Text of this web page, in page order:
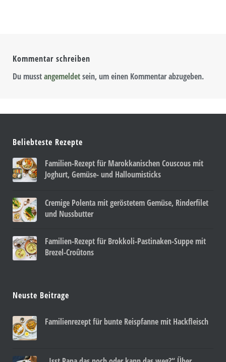
Kommentar schreiben
Du musstangemeldetsein, um einen Kommentar abzugeben.
Beliebteste Rezepte
Familien-Rezept für Marokkanischen Couscous mit
Joghurt, Gemüse- und Halloumisticks
Cremige Polenta mit geröstetem Gemüse, Rinderfilet
und Nussbutter
Familien-Rezept für Brokkoli-Pastinaken-Suppe mit
Brezel-Croûtons
Neuste Beitrage
Familienrezept für bunte Reispfanne mit Hackfleisch